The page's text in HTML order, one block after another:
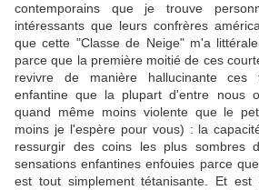
contemporains que je trouve
intéressants que leurs confrères
que cette "Classe de Neige" m'a
parce que la première moitié de ces
revivre de manière hallucinante ces
enfantine que la plupart d'entre nous
quand même moins violente que le
moins je l'espère pour vous) : la
ressurgir des coins les plus sombres
sensations enfantines enfouies parce
est tout simplement tétanisante. Et